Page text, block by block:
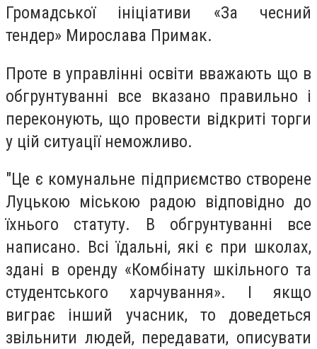
Громадської ініціативи «За чесний
тендер» Мирослава Примак.
Проте в управлінні освіти вважають що в
обгрунтуванні все вказано правильно і
переконують, що провести відкриті торги
у цій ситуації неможливо.
"Це є комунальне підприємство створене
Луцькою міською радою відповідно до
їхнього статуту. В обгрунтуванні все
написано. Всі їдальні, які є при школах,
здані в оренду «Комбінату шкільного та
студентського харчування». І якщо
виграє інший учасник, то доведеться
звільнити людей, передавати, описувати